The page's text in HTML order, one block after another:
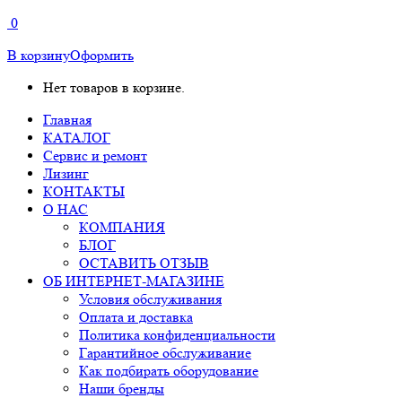
0
В корзинуОформить
Нет товаров в корзине.
Главная
КАТАЛОГ
Сервис и ремонт
Лизинг
КОНТАКТЫ
О НАС
КОМПАНИЯ
БЛОГ
ОСТАВИТЬ ОТЗЫВ
ОБ ИНТЕРНЕТ-МАГАЗИНЕ
Условия обслуживания
Оплата и доставка
Политика конфиденциальности
Гарантийное обслуживание
Как подбирать оборудование
Наши бренды